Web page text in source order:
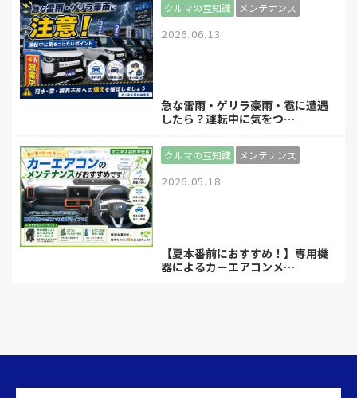
0120-979-378
LINEでお問い合わせ
来店予約
クルマの豆知識 メンテナンス
2026.06.13
急な雷雨・ゲリラ豪雨・雹に遭遇
したら？運転中に気をつ…
クルマの豆知識 メンテナンス
2026.05.18
【夏本番前におすすめ！】専用機
器によるカーエアコンメ…